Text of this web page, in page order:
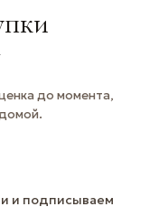
до момента,
и подписываем